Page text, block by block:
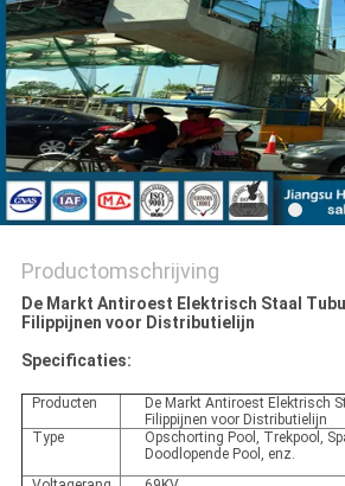
SITEMAP
PRIVACYBELEID
Productomschrijving
De Markt Antiroest Elektrisch Staal
Filippijnen voor Distributielijn
Specificaties:
Producten
De Markt Antiroest Elektrisch
Filippijnen voor Distributielijn
Type
Opschorting Pool, Trekpool,
Doodlopende Pool, enz.